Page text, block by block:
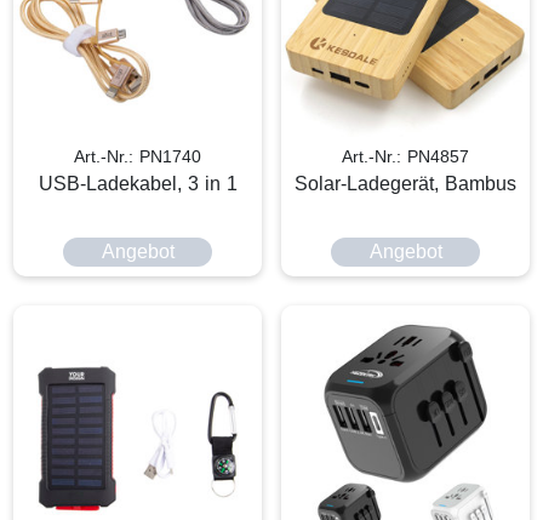
Art.-Nr.: PN1740
USB-Ladekabel, 3 in 1
Angebot
Art.-Nr.: PN4857
Solar-Ladegerät, Bambus
Angebot